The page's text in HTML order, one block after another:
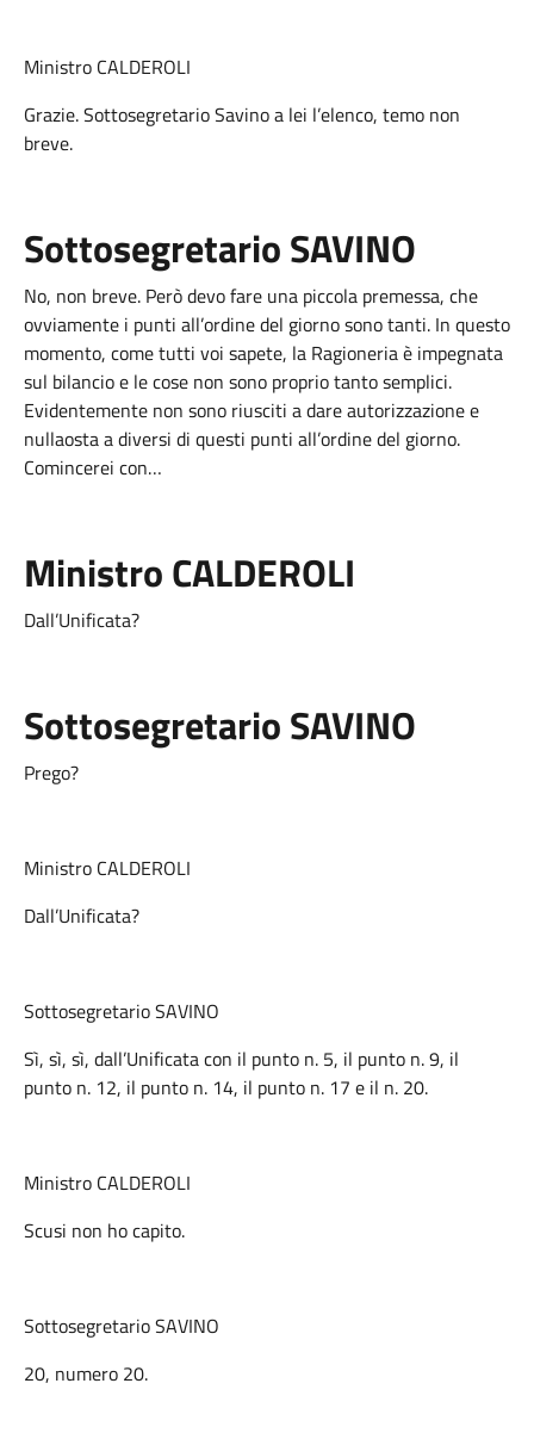
Ministro CALDEROLI
Grazie. Sottosegretario Savino a lei l’elenco, temo non
breve.
Sottosegretario SAVINO
No, non breve. Però devo fare una piccola premessa, che
ovviamente i punti all’ordine del giorno sono tanti. In questo
momento, come tutti voi sapete, la Ragioneria è impegnata
sul bilancio e le cose non sono proprio tanto semplici.
Evidentemente non sono riusciti a dare autorizzazione e
nullaosta a diversi di questi punti all’ordine del giorno.
Comincerei con…
Ministro CALDEROLI
Dall’Unificata?
Sottosegretario SAVINO
Prego?
Ministro CALDEROLI
Dall’Unificata?
Sottosegretario SAVINO
Sì, sì, sì, dall’Unificata con il punto n. 5, il punto n. 9, il
punto n. 12, il punto n. 14, il punto n. 17 e il n. 20.
Ministro CALDEROLI
Scusi non ho capito.
Sottosegretario SAVINO
20, numero 20.